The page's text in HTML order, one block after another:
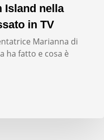
Island nella
in TV
Marianna di
ha fatto e cosa è